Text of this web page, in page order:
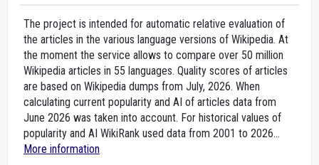
The project is intended for automatic relative evaluation of
the articles in the various language versions of Wikipedia. At
the moment the service allows to compare over 50 million
Wikipedia articles in 55 languages. Quality scores of articles
are based on Wikipedia dumps from July, 2026. When
calculating current popularity and AI of articles data from
June 2026 was taken into account. For historical values of
popularity and AI WikiRank used data from 2001 to 2026...
More information